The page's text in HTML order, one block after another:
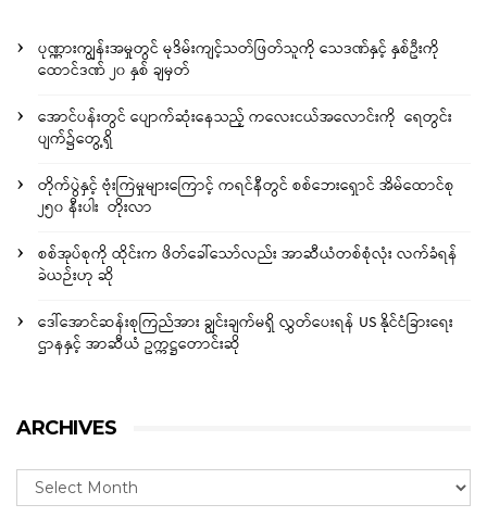
ပုဏ္ဏားကျွန်းအမှုတွင် မုဒိမ်းကျင့်သတ်ဖြတ်သူကို သေဒဏ်နှင့် နှစ်ဦးကို
ထောင်ဒဏ် ၂၀ နှစ် ချမှတ်
အောင်ပန်းတွင် ပျောက်ဆုံးနေသည့် ကလေးငယ်အလောင်းကို ရေတွင်း
ပျက်၌တွေ့ရှိ
တိုက်ပွဲနှင့် ဗုံးကြဲမှုများကြောင့် ကရင်နီတွင် စစ်ဘေးရှောင် အိမ်ထောင်စု
၂၅၀ နီးပါး တိုးလာ
စစ်အုပ်စုကို ထိုင်းက ဖိတ်ခေါ်သော်လည်း အာဆီယံတစ်စုံလုံး လက်ခံရန်
ခဲယဉ်းဟု ဆို
ဒေါ်အောင်ဆန်းစုကြည်အား ချွင်းချက်မရှိ လွှတ်ပေးရန် US နိုင်ငံခြားရေး
ဌာနနှင့် အာဆီယံ ဥက္ကဋ္ဌတောင်းဆို
ARCHIVES